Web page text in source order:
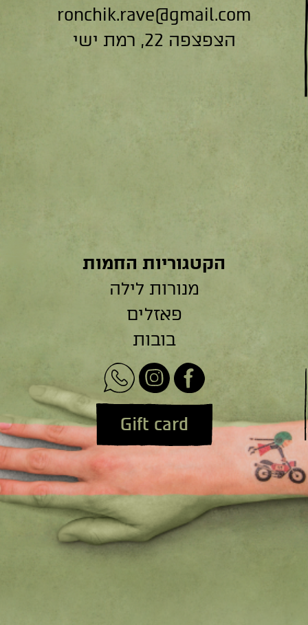
ronchik.rave@gmail.com
הצפצפה 22, רמת ישי
הקטגוריות החמות
מנורות לילה
פאזלים
בובות
Gift card